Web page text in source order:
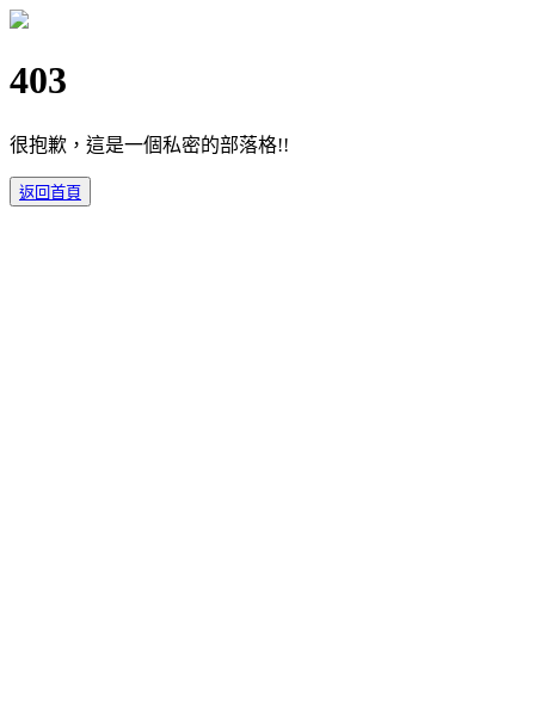
403
很抱歉，這是一個私密的部落格!!
返回首頁